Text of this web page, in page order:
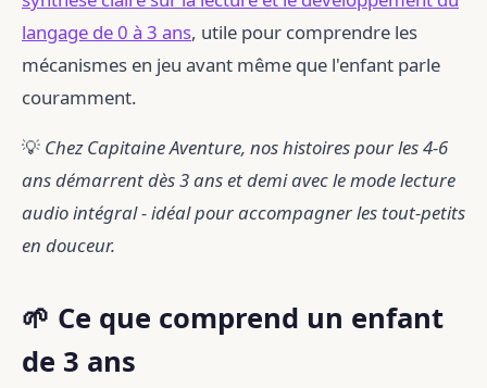
langage de 0 à 3 ans, utile pour comprendre les
mécanismes en jeu avant même que l'enfant parle
couramment.
💡 Chez Capitaine Aventure, nos histoires pour les 4-6
ans démarrent dès 3 ans et demi avec le mode lecture
audio intégral - idéal pour accompagner les tout-petits
en douceur.
🌱 Ce que comprend un enfant
de 3 ans